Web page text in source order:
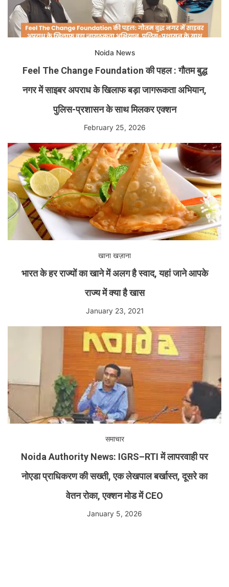
Noida News
Feel The Change Foundation की पहल : गौतम बुद्ध
नगर में साइबर अपराध के खिलाफ बड़ा जागरूकता अभियान,
पुलिस-प्रशासन के साथ मिलकर एक्शन
February 25, 2026
खाना खज़ाना
भारत के हर राज्यों का खाने में अलग है स्वाद, यहां जाने आपके
राज्य में क्या है खास
January 23, 2021
समाचार
Noida Authority News: IGRS–RTI में लापरवाही पर
नोएडा प्राधिकरण की सख्ती, एक लेखपाल बर्खास्त, दूसरे का
वेतन रोका, एक्शन मोड में CEO
January 5, 2026